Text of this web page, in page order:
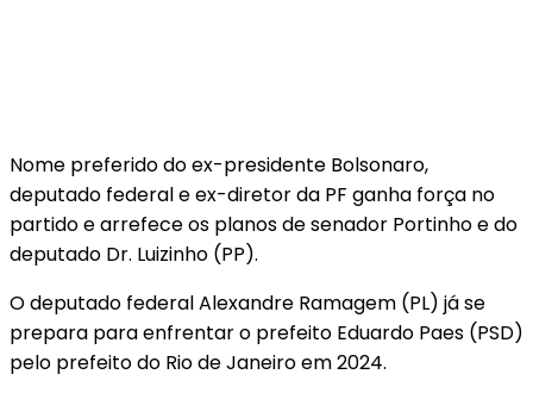
Nome preferido do ex-presidente Bolsonaro,
deputado federal e ex-diretor da PF ganha força no
partido e arrefece os planos de senador Portinho e do
deputado Dr. Luizinho (PP).
O deputado federal Alexandre Ramagem (PL) já se
prepara para enfrentar o prefeito Eduardo Paes (PSD)
pelo prefeito do Rio de Janeiro em 2024.